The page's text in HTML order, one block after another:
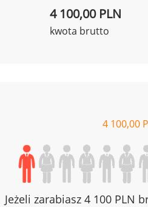
4 100,00 PLN
kwota brutto
4 100,00
Jeżeli zarabiasz 4 100 PLN